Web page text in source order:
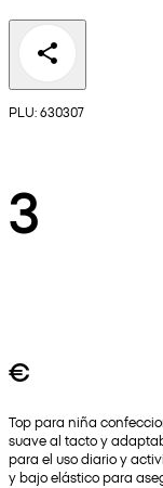
PLU: 630307
3
€
Top para niña
suave al tacto y
para el uso diario y
y bajo elástico para